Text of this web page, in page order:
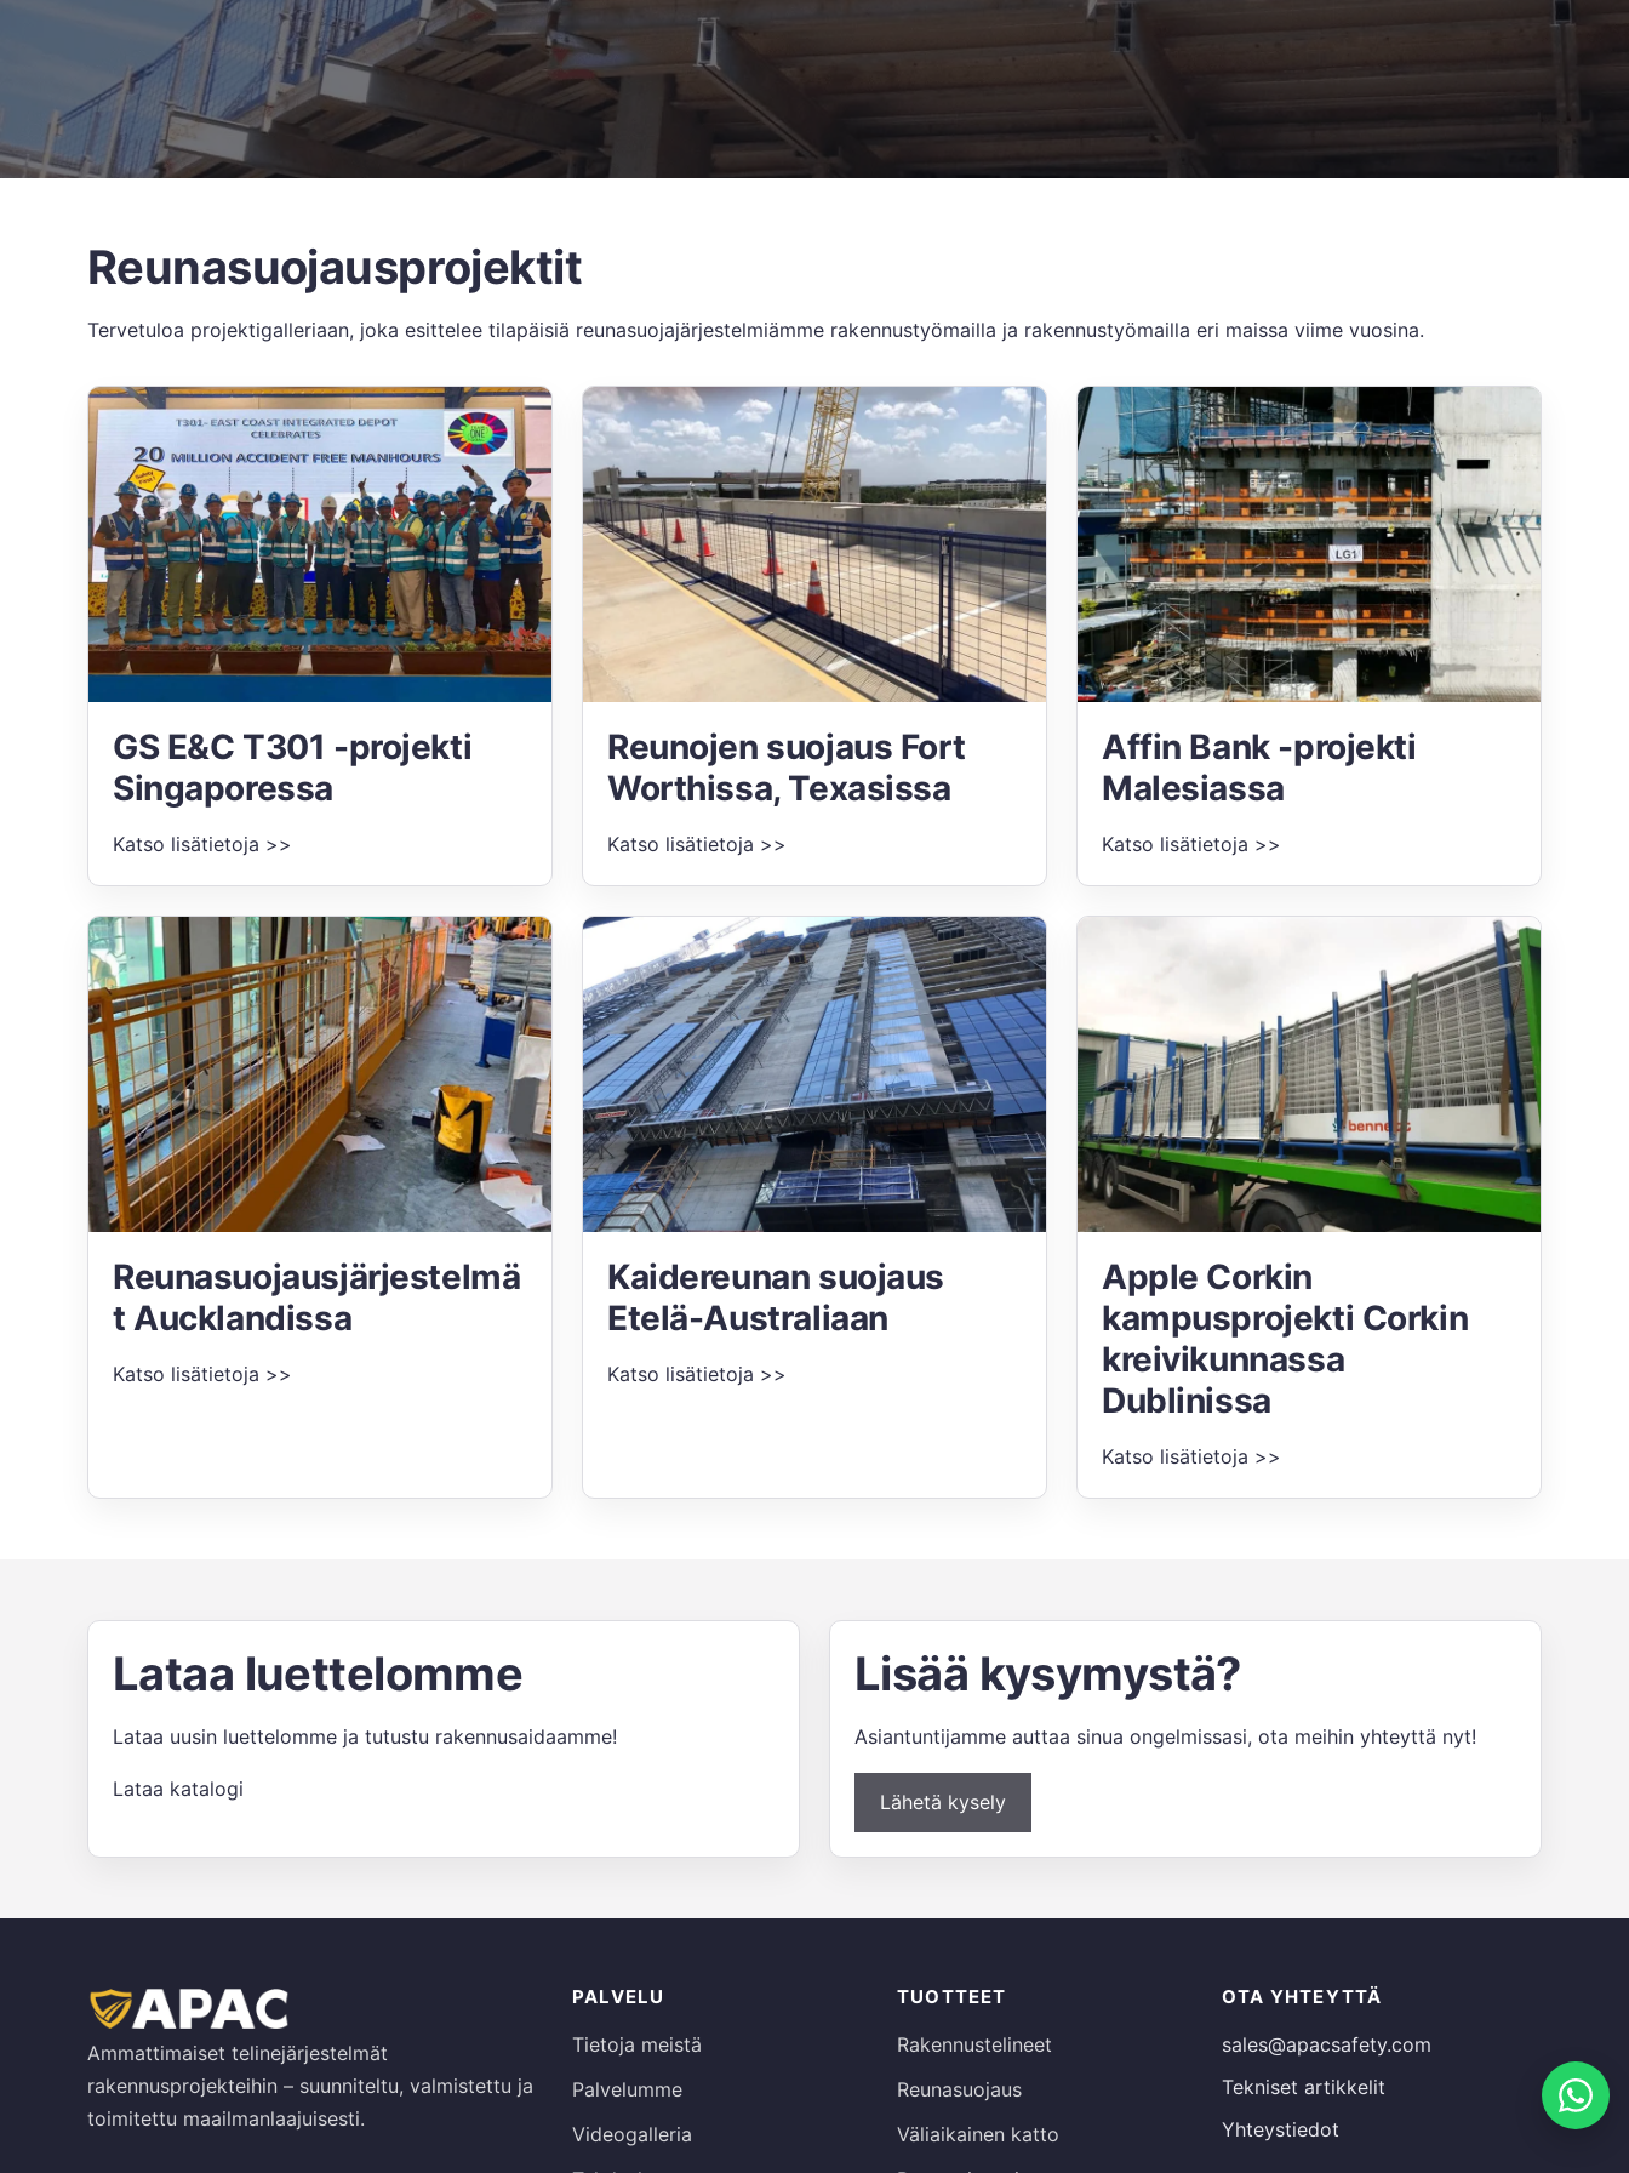
Reunasuojausprojektit
Tervetuloa projektigalleriaan, joka esittelee tilapäisiä reunasuojajärjestelmiämme rakennustyömailla ja rakennustyömailla eri maissa viime vuosina.
GS E&C T301 -projekti
Singaporessa
Katso lisätietoja >>
Reunojen suojaus Fort
Worthissa, Texasissa
Katso lisätietoja >>
Affin Bank -projekti
Malesiassa
Katso lisätietoja >>
Reunasuojausjärjestelmä
t Aucklandissa
Katso lisätietoja >>
Kaidereunan suojaus
Etelä-Australiaan
Katso lisätietoja >>
Apple Corkin
kampusprojekti Corkin
kreivikunnassa
Dublinissa
Katso lisätietoja >>
Lataa luettelomme
Lataa uusin luettelomme ja tutustu rakennusaidaamme!
Lataa katalogi
Lisää kysymystä?
Asiantuntijamme auttaa sinua ongelmissasi, ota meihin yhteyttä nyt!
Lähetä kysely
Ammattimaiset telinejärjestelmät
rakennusprojekteihin – suunniteltu, valmistettu ja
toimitettu maailmanlaajuisesti.
PALVELU
Tietoja meistä
Palvelumme
Videogalleria
TUOTTEET
Rakennustelineet
Reunasuojaus
Väliaikainen katto
OTA YHTEYTTÄ
sales@apacsafety.com
Tekniset artikkelit
Yhteystiedot
French
Spanish